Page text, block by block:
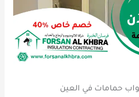
حمامات في العين